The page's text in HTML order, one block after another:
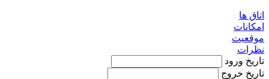
اتاق ها
امکانات
موقعیت
نظرات
تاریخ ورود
تاریخ خروج